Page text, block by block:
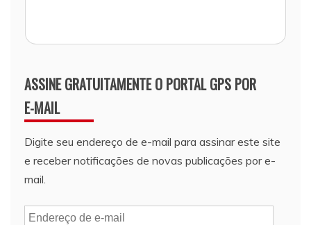
ASSINE GRATUITAMENTE O PORTAL GPS POR
E-MAIL
Digite seu endereço de e-mail para assinar este site
e receber notificações de novas publicações por e-
mail.
Endereço